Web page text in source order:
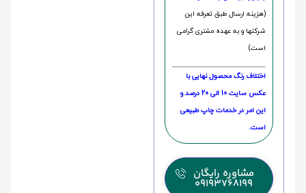
(هزینه ارسال طبق تعرفه این
شرکتها و به عهده مشتری گرامی
است)
اختلاف رنگ محصول نهایی با
عکس سایت 10 الی 20 درصد و
این امر در خدمات چاپ طبیعی
است.
مشاوره رایگان
09193768199